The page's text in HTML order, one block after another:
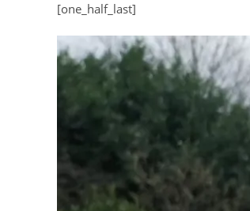
[one_half_last]